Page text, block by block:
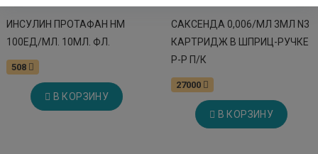
ИНСУЛИН ПРОТАФАН НМ
100ЕД/МЛ. 10МЛ. ФЛ.
508
В КОРЗИНУ
САКСЕНДА 0,006/МЛ 3МЛ N3
КАРТРИДЖ В ШПРИЦ-РУЧКЕ
Р-Р П/К
27000
В КОРЗИНУ